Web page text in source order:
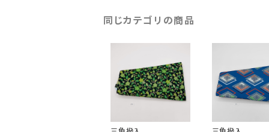
同じカテゴリの商品